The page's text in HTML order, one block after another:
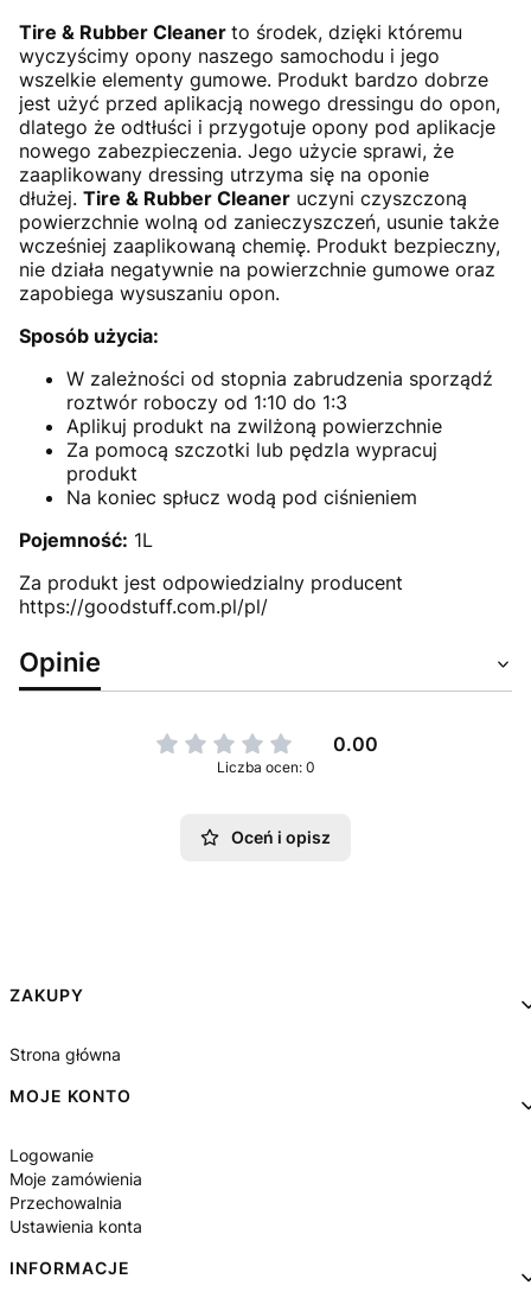
Tire & Rubber Cleaner to środek, dzięki któremu
wyczyścimy opony naszego samochodu i jego
wszelkie elementy gumowe. Produkt bardzo dobrze
jest użyć przed aplikacją nowego dressingu do opon,
dlatego że odtłuści i przygotuje opony pod aplikacje
nowego zabezpieczenia. Jego użycie sprawi, że
zaaplikowany dressing utrzyma się na oponie
dłużej. Tire & Rubber Cleaner uczyni czyszczoną
powierzchnie wolną od zanieczyszczeń, usunie także
wcześniej zaaplikowaną chemię. Produkt bezpieczny,
nie działa negatywnie na powierzchnie gumowe oraz
zapobiega wysuszaniu opon.
Sposób użycia:
W zależności od stopnia zabrudzenia sporządź
roztwór roboczy od 1:10 do 1:3
Aplikuj produkt na zwilżoną powierzchnie
Za pomocą szczotki lub pędzla wypracuj
produkt
Na koniec spłucz wodą pod ciśnieniem
Pojemność: 1L
Za produkt jest odpowiedzialny producent
https://goodstuff.com.pl/pl/
Opinie
0.00
Liczba ocen: 0
Oceń i opisz
Linki w stopce
ZAKUPY
Strona główna
MOJE KONTO
Logowanie
Moje zamówienia
Przechowalnia
Ustawienia konta
INFORMACJE